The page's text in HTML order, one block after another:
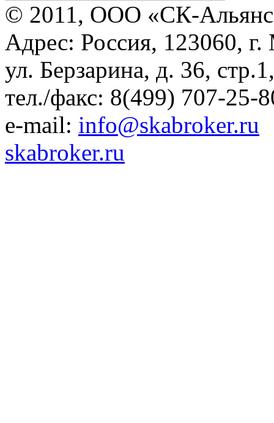
© 2011, ООО «СК-
Адрес: Россия, 123060, г.
ул. Берзарина, д. 36,
тел./факс: 8(499) 707-25-
e-mail: info@skabroker.ru
skabroker.ru